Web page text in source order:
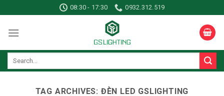
to
content
08:30 - 17:30 0932.312.519
TAG ARCHIVES: ĐÈN LED GSLIGHTING